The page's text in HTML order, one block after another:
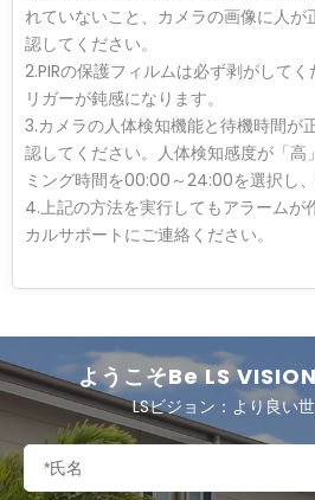
れていないこと、カメラの画像に人
認してください。
2.PIRの保護フィルムは必ず剥がして
リガーが鈍感になります。
3.カメラの人体検知機能と待機時間が
認してください。人体検知感度が「高
ミング時間を00:00～24:00を選択し、
4.上記の方法を実行してもアラームが
カルサポートにご連絡ください。
ようこそBe LS
LSビジョン：より良い
名